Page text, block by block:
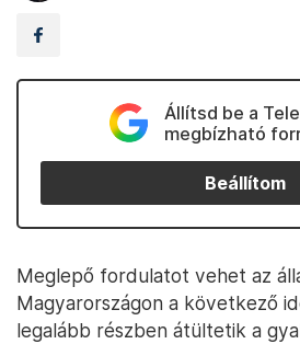
Állítsd be a
megbízható
Beállítom
Meglepő fordulatot vehet az
Magyarországon a következő
legalább részben átültetik a